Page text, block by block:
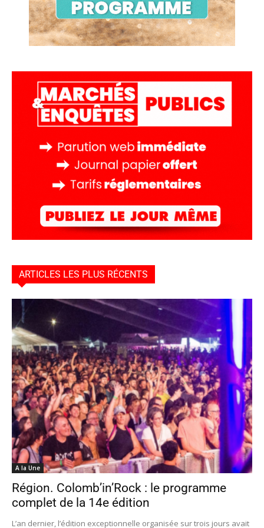
ARTICLES LES PLUS RÉCENTS
A la Une
Région. Colomb’in’Rock : le programme
complet de la 14e édition
L’an dernier, l’édition exceptionnelle organisée sur trois jours avait